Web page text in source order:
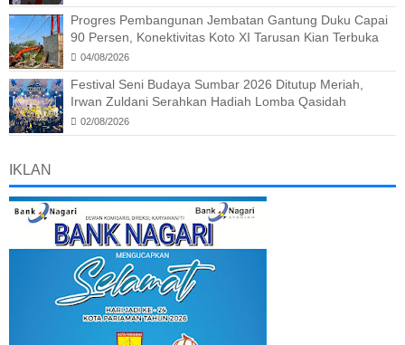
Progres Pembangunan Jembatan Gantung Duku Capai
90 Persen, Konektivitas Koto XI Tarusan Kian Terbuka
04/08/2026
Festival Seni Budaya Sumbar 2026 Ditutup Meriah,
Irwan Zuldani Serahkan Hadiah Lomba Qasidah
02/08/2026
IKLAN